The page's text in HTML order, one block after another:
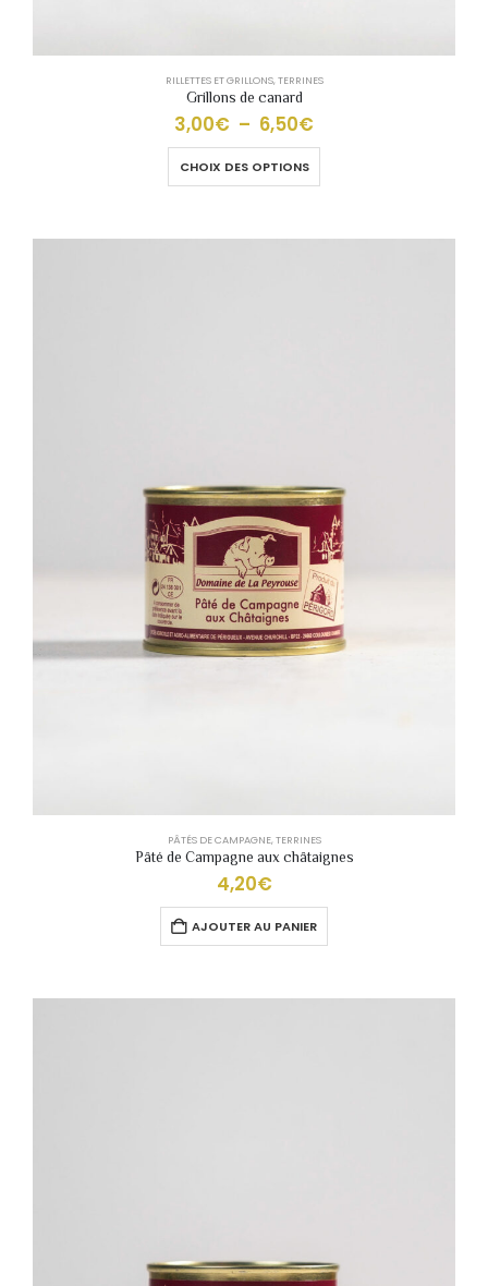
RILLETTES ET GRILLONS,TERRINES
Grillons de canard
3,00€ – 6,50€
CHOIX DES OPTIONS
PÂTÉS DE CAMPAGNE,TERRINES
Pâté de Campagne aux châtaignes
4,20€
AJOUTER AU PANIER